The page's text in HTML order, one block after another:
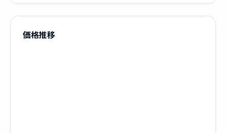
価格推移